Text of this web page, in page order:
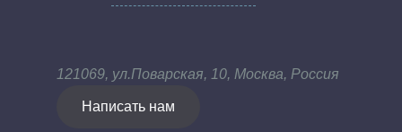
121069, ул.Поварская, 10, Москва, Россия
Написать нам